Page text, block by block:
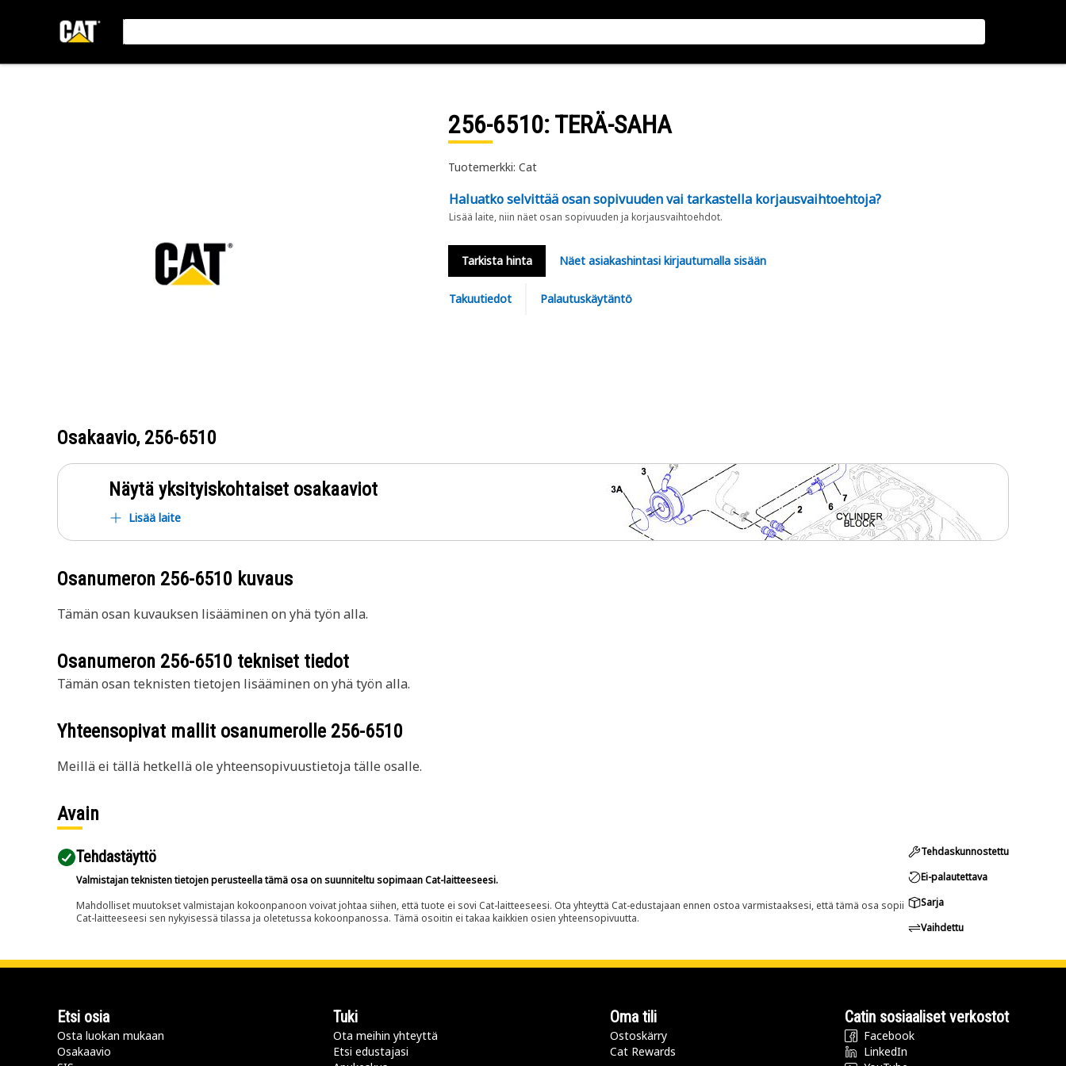
256-6510: TERÄ-SAHA
Tuotemerkki: Cat
Haluatko selvittää osan sopivuuden vai tarkastella korjausvaihtoehtoja?
Lisää laite, niin näet osan sopivuuden ja korjausvaihtoehdot.
Tarkista hinta Näet asiakashintasi kirjautumalla sisään
Takuutiedot Palautuskäytäntö
Osakaavio, 256-6510
Näytä yksityiskohtaiset osakaaviot
Lisää laite
Osanumeron 256-6510 kuvaus
Tämän osan kuvauksen lisääminen on yhä työn alla.
Osanumeron 256-6510 tekniset tiedot
Tämän osan teknisten tietojen lisääminen on yhä työn alla.
Yhteensopivat mallit osanumerolle 256-6510
Meillä ei tällä hetkellä ole yhteensopivuustietoja tälle osalle.
Avain
Tehdastäyttö
Valmistajan teknisten tietojen perusteella tämä osa on suunniteltu sopimaan Cat-laitteeseesi.
Mahdolliset muutokset valmistajan kokoonpanoon voivat johtaa siihen, että tuote ei sovi Cat-laitteeseesi. Ota yhteyttä Cat-edustajaan ennen ostoa varmistaaksesi, että tämä osa sopii
Cat-laitteeseesi sen nykyisessä tilassa ja oletetussa kokoonpanossa. Tämä osoitin ei takaa kaikkien osien yhteensopivuutta.
Tehdaskunnostettu
Ei-palautettava
Sarja
Vaihdettu
Etsi osia
Osta luokan mukaan
Osakaavio
Tuki
Ota meihin yhteyttä
Etsi edustajasi
Oma tili
Ostoskärry
Cat Rewards
Catin sosiaaliset verkostot
Facebook
LinkedIn